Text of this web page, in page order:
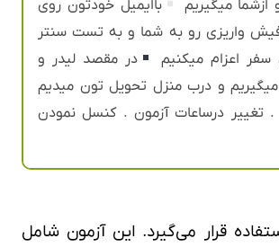
ازشما میگیریم
باایمیل خودتون روی
واریزی رو به شما و به تست سنتر
سفر اعزام میکنیم
در مقصد لیدر و
و درب منزل تحویل تون میدیم
. تغییر درساعات آزمون . کنسل نمودن
قرار می‌گیرد. این آزمون شامل